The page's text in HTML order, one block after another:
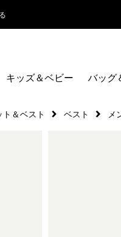
キッズ＆ベビー バッグ
ト＆ベスト ベスト メ